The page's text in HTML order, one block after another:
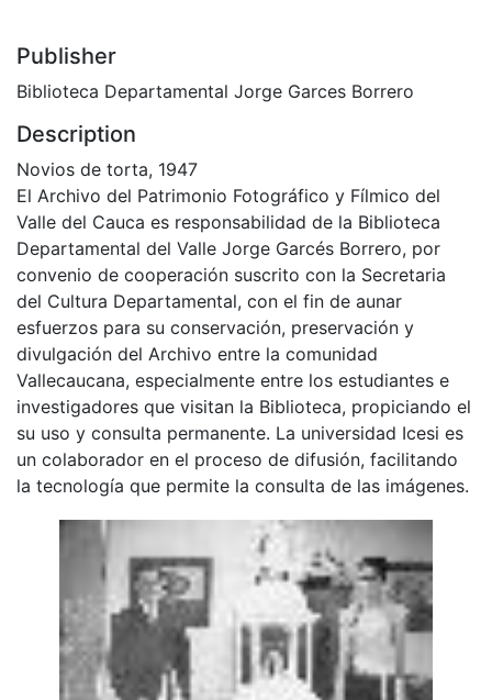
Publisher
Biblioteca Departamental Jorge Garces Borrero
Description
Novios de torta, 1947
El Archivo del Patrimonio Fotográfico y Fílmico del
Valle del Cauca es responsabilidad de la Biblioteca
Departamental del Valle Jorge Garcés Borrero, por
convenio de cooperación suscrito con la Secretaria
del Cultura Departamental, con el fin de aunar
esfuerzos para su conservación, preservación y
divulgación del Archivo entre la comunidad
Vallecaucana, especialmente entre los estudiantes e
investigadores que visitan la Biblioteca, propiciando el
su uso y consulta permanente. La universidad Icesi es
un colaborador en el proceso de difusión, facilitando
la tecnología que permite la consulta de las imágenes.